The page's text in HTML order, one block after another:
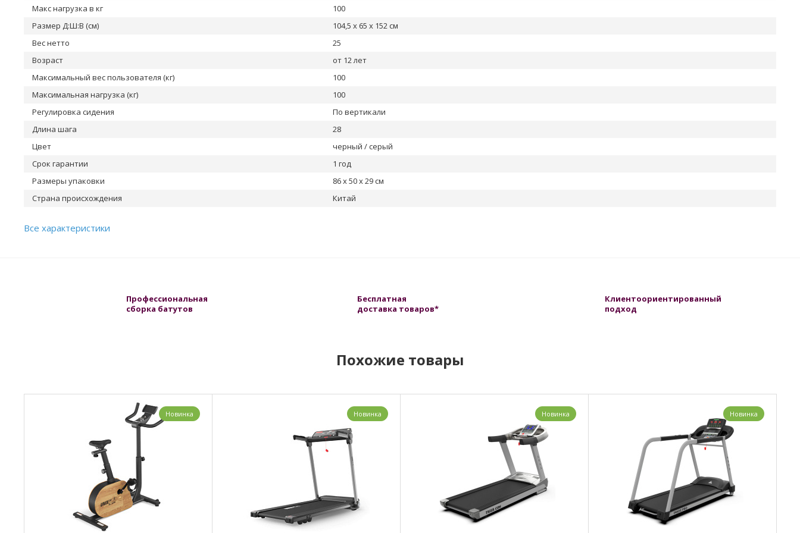
Макс нагрузка в кг
100
Размер Д:Ш:В (см)
104,5 х 65 х 152 см
Вес нетто
25
Возраст
от 12 лет
Максимальный вес пользователя (кг)
100
Максимальная нагрузка (кг)
100
Регулировка сидения
По вертикали
Длина шага
28
Цвет
черный / серый
Срок гарантии
1 год
Размеры упаковки
86 х 50 х 29 см
Страна происхождения
Китай
Все характеристики
Профессиональная
сборка батутов
Бесплатная
доставка товаров*
Клиентоориентированный
подход
Похожие товары
Новинка Новинка Новинка Новинка